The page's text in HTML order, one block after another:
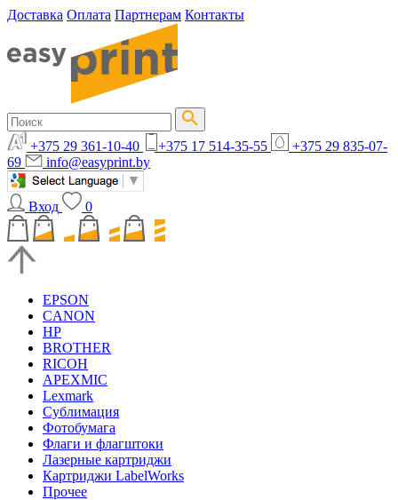
Доставка Оплата Партнерам Контакты
+375 29 361-10-40 +375 17 514-35-55
+375 29 835-07-
69
info@easyprint.by
Вход 0
EPSON
CANON
HP
BROTHER
RICOH
APEXMIC
Lexmark
Сублимация
Фотобумага
Флаги и флагштоки
Лазерные картриджи
Картриджи LabelWorks
Прочее